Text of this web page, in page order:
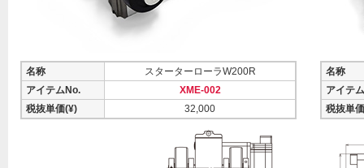
名称
スターターローラW200R
アイテムNo.
XME-002
税抜単価(¥)
32,000
名称
アイテ
税抜単